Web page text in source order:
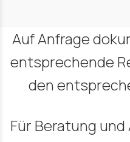
Auf Anfrage
entsprechende
den
Für Beratung